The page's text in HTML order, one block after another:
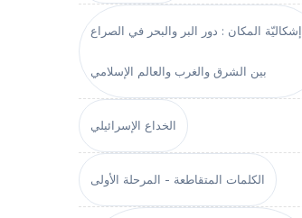
إشكاليّة المكان : دور البر والبحر في الصراع
بين الشرق والغرب والعالم الإسلامي
الخداع الإسرائيلي
الكلمات المتقاطعة - المرحلة الأولى